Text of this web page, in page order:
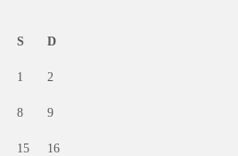
S D
1 2
8 9
15 16